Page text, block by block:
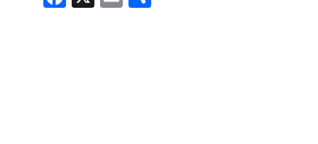
ce m rt